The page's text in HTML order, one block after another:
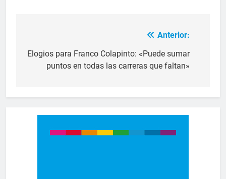
Anterior:
Elogios para Franco Colapinto: «Puede sumar
puntos en todas las carreras que faltan»